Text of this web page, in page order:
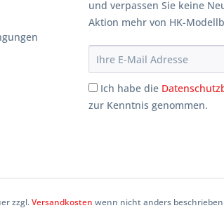
und verpassen Sie keine
Aktion mehr von HK-
Ich habe die
zur Kenntnis genommen.
zzgl.Versandkosten wenn nicht anders